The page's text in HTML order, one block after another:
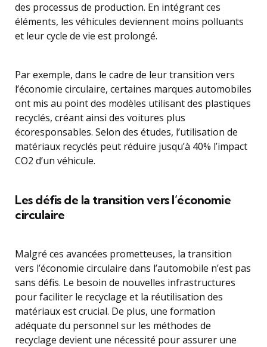
des processus de production. En intégrant ces
éléments, les véhicules deviennent moins polluants
et leur cycle de vie est prolongé.
Par exemple, dans le cadre de leur transition vers
l’économie circulaire, certaines marques automobiles
ont mis au point des modèles utilisant des plastiques
recyclés, créant ainsi des voitures plus
écoresponsables. Selon des études, l’utilisation de
matériaux recyclés peut réduire jusqu’à 40% l’impact
CO2 d’un véhicule.
Les défis de la transition vers l’économie
circulaire
Malgré ces avancées prometteuses, la transition
vers l’économie circulaire dans l’automobile n’est pas
sans défis. Le besoin de nouvelles infrastructures
pour faciliter le recyclage et la réutilisation des
matériaux est crucial. De plus, une formation
adéquate du personnel sur les méthodes de
recyclage devient une nécessité pour assurer une